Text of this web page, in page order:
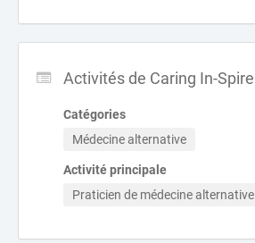
Activités de Caring In-Spire
Catégories
Médecine alternative
Activité principale
Praticien de médecine alternative